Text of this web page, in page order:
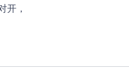
开，